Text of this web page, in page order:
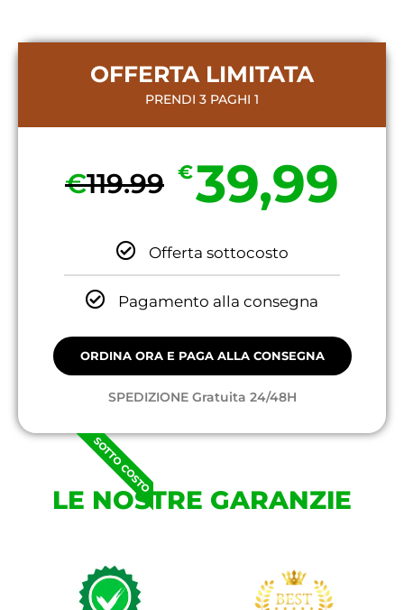
OFFERTA LIMITATA
PRENDI 3 PAGHI 1
€119.99 €39,99
Offerta sottocosto
Pagamento alla consegna
ORDINA ORA E PAGA ALLA CONSEGNA
SPEDIZIONE Gratuita 24/48H
SOTTO COSTO
LE NOSTRE GARANZIE